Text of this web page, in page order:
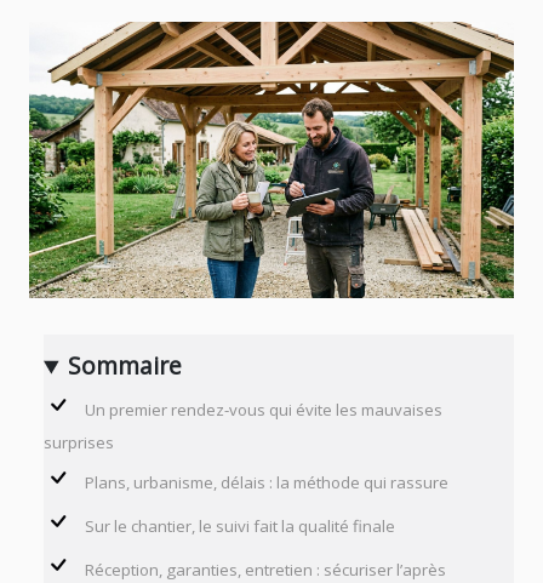
Sommaire
Un premier rendez-vous qui évite les mauvaises
surprises
Plans, urbanisme, délais : la méthode qui rassure
Sur le chantier, le suivi fait la qualité finale
Réception, garanties, entretien : sécuriser l’après